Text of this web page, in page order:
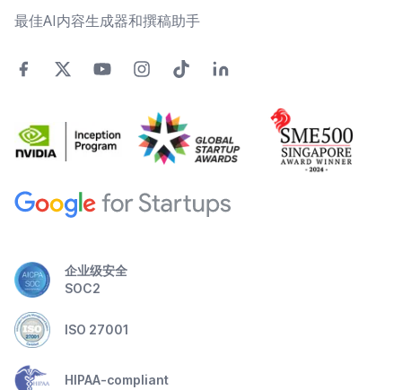
最佳AI内容生成器和撰稿助手
企业级安全
SOC2
ISO 27001
HIPAA-compliant